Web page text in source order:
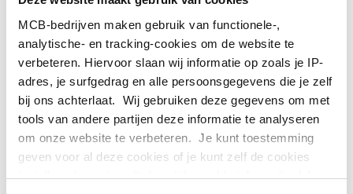
MCB-bedrijven maken gebruik van functionele-,
analytische- en tracking-cookies om de website te
verbeteren. Hiervoor slaan wij informatie op zoals je IP-
adres, je surfgedrag en alle persoonsgegevens die je zelf
bij ons achterlaat. Wij gebruiken deze gegevens om met
tools van andere partijen deze informatie te analyseren
om onze website te verbeteren. Je kunt toestemming
geven voor al deze cookies of je kunt zelf de cookies
instellen als je niet wilt dat wij bepaalde informatie delen.